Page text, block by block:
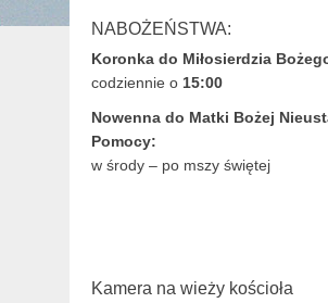
NABOŻEŃSTWA:
Koronka do Miłosierdzia
codziennie o 15:00
Nowenna do Matki Bożej
Pomocy:
w środy – po mszy świętej
Kamera na wieży kościoła